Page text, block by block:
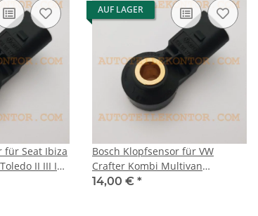
für Seat Ibiza
II III IV
AUF LAGER
Bosch Klopfsensor für VW
Crafter Kombi Multivan
Transporter T5 T6 Virtus
14,00 € *